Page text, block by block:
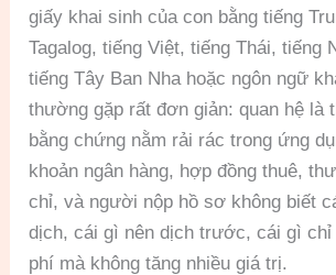
giấy khai sinh của con bằng tiếng
Tagalog, tiếng Việt, tiếng Thái, tiếng
tiếng Tây Ban Nha hoặc ngôn ngữ
thường gặp rất đơn giản: quan hệ là
bằng chứng nằm rải rác trong ứng
khoản ngân hàng, hợp đồng thuê,
chỉ, và người nộp hồ sơ không biết
dịch, cái gì nên dịch trước, cái gì chỉ
phí mà không tăng nhiều giá trị.